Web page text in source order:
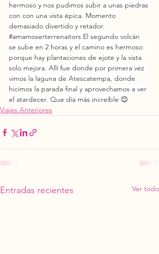
hermoso y nos pudimos subir a unas piedras
con con una vista épica. Momento
demasiado divertido y retador.
#amamoserterrenaitors El segundo volcán
se sube en 2 horas y el camino es hermoso
porque hay plantaciones de ejote y la vista
solo mejora. Allí fue donde por primera vez
vimos la laguna de Atescatempa, donde
hicimos la parada final y aprovechamos a ver
el atardecer. Que día más increíble 😊
Viajes Anteriores
Entradas recientes Ver todo